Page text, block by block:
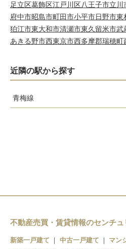
足立区葛飾区江戸川区八王子市立川
府中市昭島市町田市小平市日野市東
狛江市東大和市清瀬市東久留米市武
あきる野市西東京市西多摩郡瑞穂町
近隣の駅から探す
青梅線
不動産売買・賃貸情報のセンチュ
新築一戸建て 中古一戸建て マン